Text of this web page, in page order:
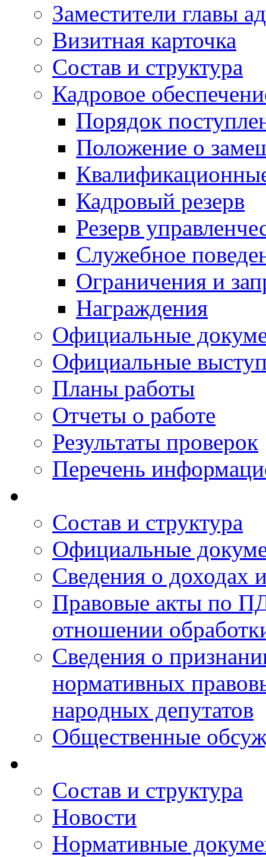
Заместители главы
Визитная карточка
Состав и структура
Кадровое
Порядок
Положение о
Кадровый резерв
Резерв
Служебное
Ограничения и
Награждения
Официальные
Официальные
Планы работы
Отчеты о работе
Результаты проверок
Перечень
Состав и структура
Официальные
Сведения о доходах
Правовые акты по
отношении
Сведения о
нормативных
народных депутатов
Общественные
Состав и структура
Новости
Нормативные